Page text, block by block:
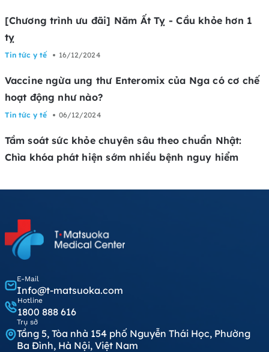
[Chương trình ưu đãi] Năm Ất Tỵ - Cầu khỏe hơn 1
tỵ
Tin tức y tế 16/12/2024
Vaccine ngừa ung thư Enteromix của Nga có cơ chế
hoạt động như nào?
Tin tức y tế 06/12/2024
Tầm soát sức khỏe chuyên sâu theo chuẩn Nhật:
Chìa khóa phát hiện sớm nhiều bệnh nguy hiểm
E-Mail
Info@t-matsuoka.com
Hotline
1800 888 616
Trụ sở
Tầng 5, Tòa nhà 154 phố Nguyễn Thái Học, Phường
Ba Đình, Hà Nội, Việt Nam